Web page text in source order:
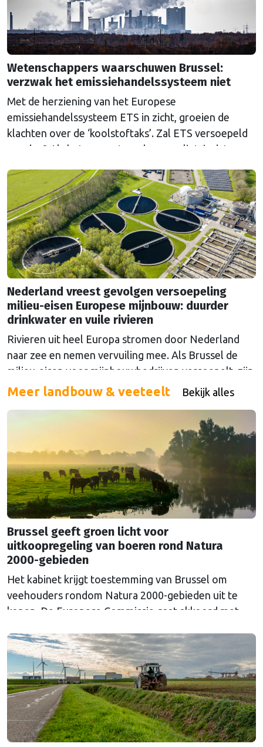
Wetenschappers waarschuwen Brussel:
verzwak het emissiehandelssysteem niet
Met de herziening van het Europese
emissiehandelssysteem ETS in zicht, groeien de
klachten over de ‘koolstoftaks’. Zal ETS versoepeld
worden? Als het aan wetenschappers ligt, is dat een
Nederland vreest gevolgen versoepeling
milieu-eisen Europese mijnbouw: duurder
drinkwater en vuile rivieren
Rivieren uit heel Europa stromen door Nederland
naar zee en nemen vervuiling mee. Als Brussel de
milieu-eisen voor mijnbouwbedrijven versoepelt, zijn
het de Nederlandse drinkwaterbedrijven die dat
Meer landbouw & veeteelt Bekijk alles
Brussel geeft groen licht voor
uitkoopregeling van boeren rond Natura
2000-gebieden
Het kabinet krijgt toestemming van Brussel om
veehouders rondom Natura 2000-gebieden uit te
kopen. De Europese Commissie gaat akkoord met